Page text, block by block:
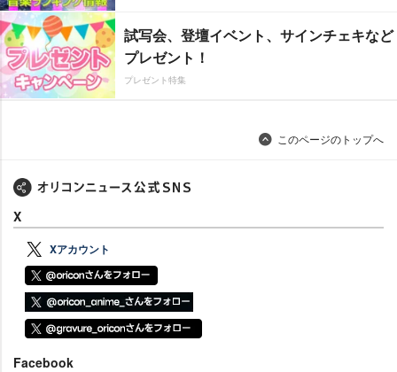
試写会、登壇イベント、サインチェキなど
プレゼント！
プレゼント特集
このページのトップへ
X
Xアカウント
Facebook